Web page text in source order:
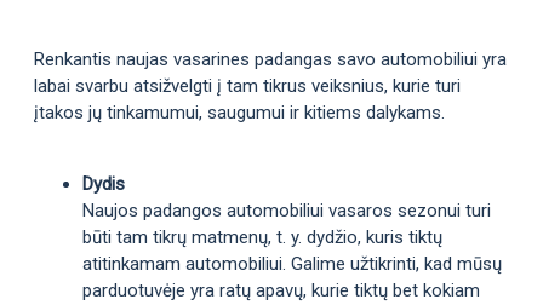
Renkantis naujas vasarines padangas savo automobiliui yra
labai svarbu atsižvelgti į tam tikrus veiksnius, kurie turi
įtakos jų tinkamumui, saugumui ir kitiems dalykams.
Dydis
Naujos padangos automobiliui vasaros sezonui turi
būti tam tikrų matmenų, t. y. dydžio, kuris tiktų
atitinkamam automobiliui. Galime užtikrinti, kad mūsų
parduotuvėje yra ratų apavų, kurie tiktų bet kokiam